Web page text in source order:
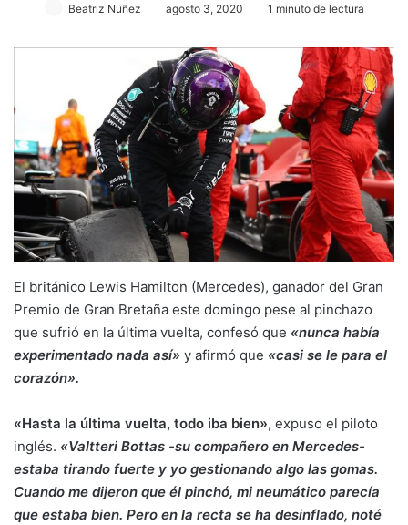
Beatriz Nuñez agosto 3, 2020 1 minuto de lectura
El británico Lewis Hamilton (Mercedes), ganador del Gran
Premio de Gran Bretaña este domingo pese al pinchazo
que sufrió en la última vuelta, confesó que «nunca había
experimentado nada así» y afirmó que «casi se le para el
corazón».
«Hasta la última vuelta, todo iba bien», expuso el piloto
inglés. «Valtteri Bottas -su compañero en Mercedes-
estaba tirando fuerte y yo gestionando algo las gomas.
Cuando me dijeron que él pinchó, mi neumático parecía
que estaba bien. Pero en la recta se ha desinflado, noté